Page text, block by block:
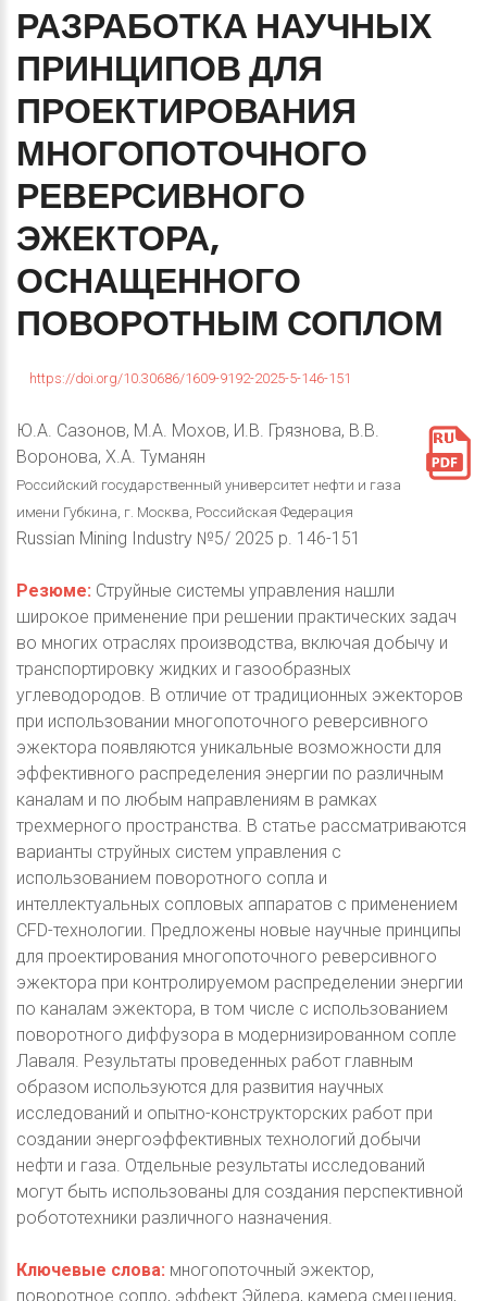
РАЗРАБОТКА НАУЧНЫХ
ПРИНЦИПОВДЛЯ
ПРОЕКТИРОВАНИЯ
МНОГОПОТОЧНОГО
РЕВЕРСИВНОГО
ЭЖЕКТОРА,
ОСНАЩЕННОГО
ПОВОРОТНЫМ СОПЛОМ
https://doi.org/10.30686/1609-9192-2025-5-146-151
Ю.А. Сазонов, М.А. Мохов, И.В. Грязнова, В.В.
Воронова, Х.А. Туманян
Российский государственный университет нефти и газа
имени Губкина, г. Москва, Российская Федерация
Russian Mining Industry №5/ 2025 p. 146-151
Резюме: Струйные системы управления нашли
широкое применение при решении практических задач
во многих отраслях производства, включая добычу и
транспортировку жидких и газообразных
углеводородов. В отличие от традиционных эжекторов
при использовании многопоточного реверсивного
эжектора появляются уникальные возможности для
эффективного распределения энергии по различным
каналам и по любым направлениям в рамках
трехмерного пространства. В статье рассматриваются
варианты струйных систем управления с
использованием поворотного сопла и
интеллектуальных сопловых аппаратов c применением
CFD-технологии. Предложены новые научные принципы
для проектирования многопоточного реверсивного
эжектора при контролируемом распределении энергии
по каналам эжектора, в том числе с использованием
поворотного диффузора в модернизированном сопле
Лаваля. Результаты проведенных работ главным
образом используются для развития научных
исследований и опытно-конструкторских работ при
создании энергоэффективных технологий добычи
нефти и газа. Отдельные результаты исследований
могут быть использованы для создания перспективной
робототехники различного назначения.
Ключевые слова: многопоточный эжектор,
поворотное сопло, эффект Эйлера, камера смешения,